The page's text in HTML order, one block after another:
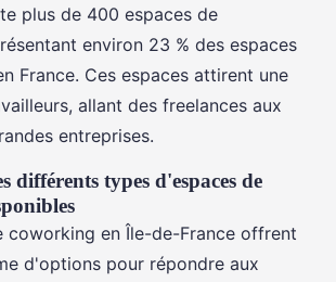
plus de 400 espaces de
environ 23 % des espaces
France. Ces espaces attirent une
allant des freelances aux
entreprises.
différents types d'espaces de
coworking en Île-de-France offrent
d'options pour répondre aux